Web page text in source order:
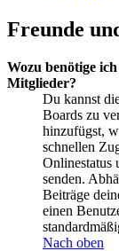
Freunde
Wozu benötige
Mitglieder?
Du kannst
Boards zu
hinzufügst,
schnellen
Onlinestatus
senden.
Beiträge
einen
Nach oben